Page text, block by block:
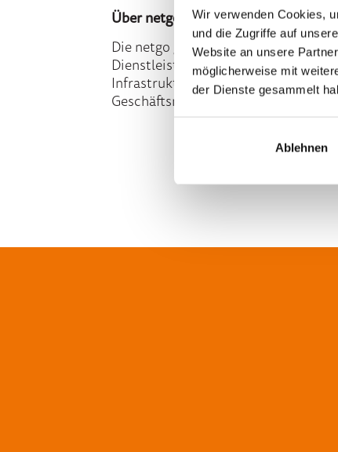
Wir verwenden Cookies,
und die Zugriffe auf
Website an unsere
möglicherweise mit
der Dienste gesammelt
Ablehnen
Über netgo
Die netgo group beschäftigt über
Dienstleistungen umfasst ihr
Infrastruktur sowie
Geschäftsmodelle.